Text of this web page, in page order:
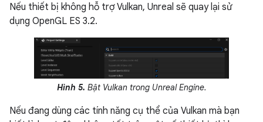
Nếu thiết bị không hỗ trợ Vulkan, Unreal sẽ quay lại sử
dụng OpenGL ES 3.2.
Hình 5. Bật Vulkan trong Unreal Engine.
Nếu đang dùng các tính năng cụ thể của Vulkan mà bạn